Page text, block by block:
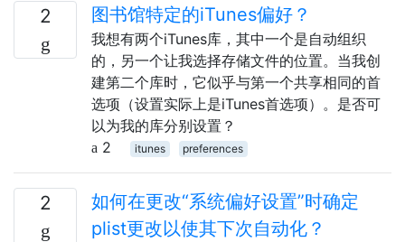
2 图书馆特定的iTunes偏好？
我想有两个iTunes库，其中一个是自动组织
的，另一个让我选择存储文件的位置。当我创
建第二个库时，它似乎与第一个共享相同的首
选项（设置实际上是iTunes首选项）。是否可
以为我的库分别设置？
2
itunes preferences
2
如何在更改“系统偏好设置”时确定
plist更改以使其下次自动化？